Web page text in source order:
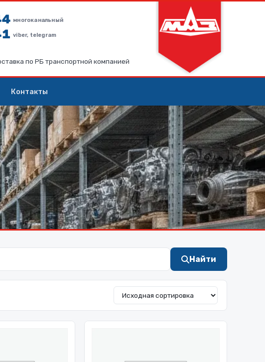
многоканальный
viber, telegram
по РБ транспортной компанией
Контакты
Найти